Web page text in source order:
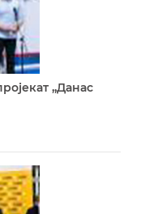
„Данас